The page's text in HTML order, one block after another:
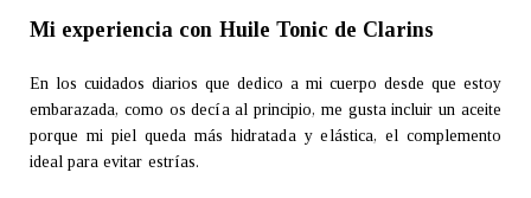
Mi experiencia con Huile Tonic de Clarins
En los cuidados diarios que dedico a mi cuerpo desde que estoy
embarazada, como os decía al principio, me gusta incluir un aceite
porque mi piel queda más hidratada y elástica, el complemento
ideal para evitar estrías.